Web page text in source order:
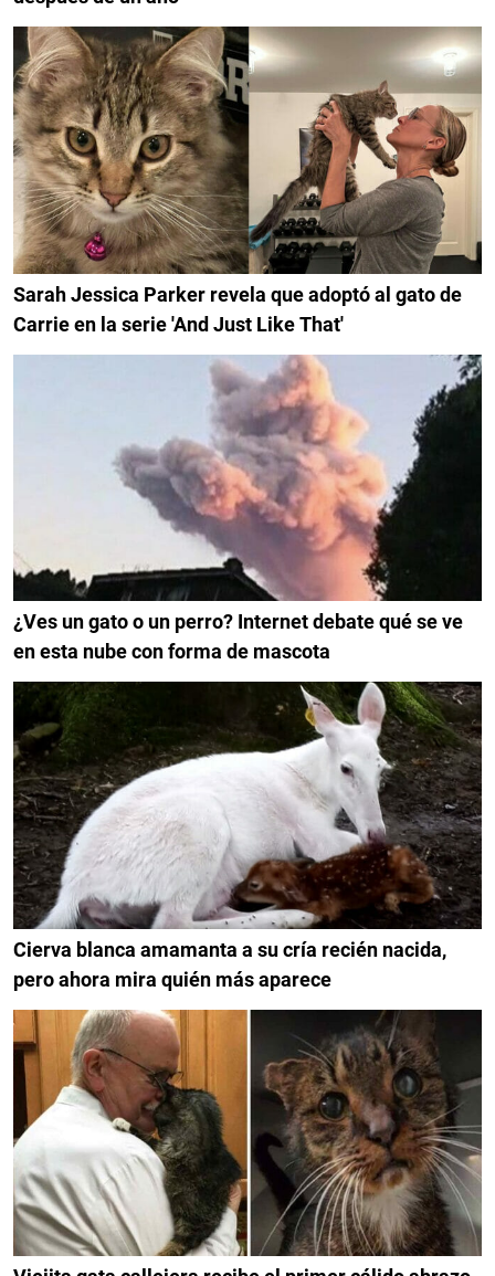
Sarah Jessica Parker revela que adoptó al gato de
Carrie en la serie 'And Just Like That'
¿Ves un gato o un perro? Internet debate qué se ve
en esta nube con forma de mascota
Cierva blanca amamanta a su cría recién nacida,
pero ahora mira quién más aparece